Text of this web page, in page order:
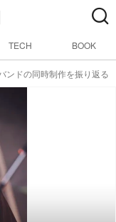
TECH BOOK
ンドの同時制作を振り返る